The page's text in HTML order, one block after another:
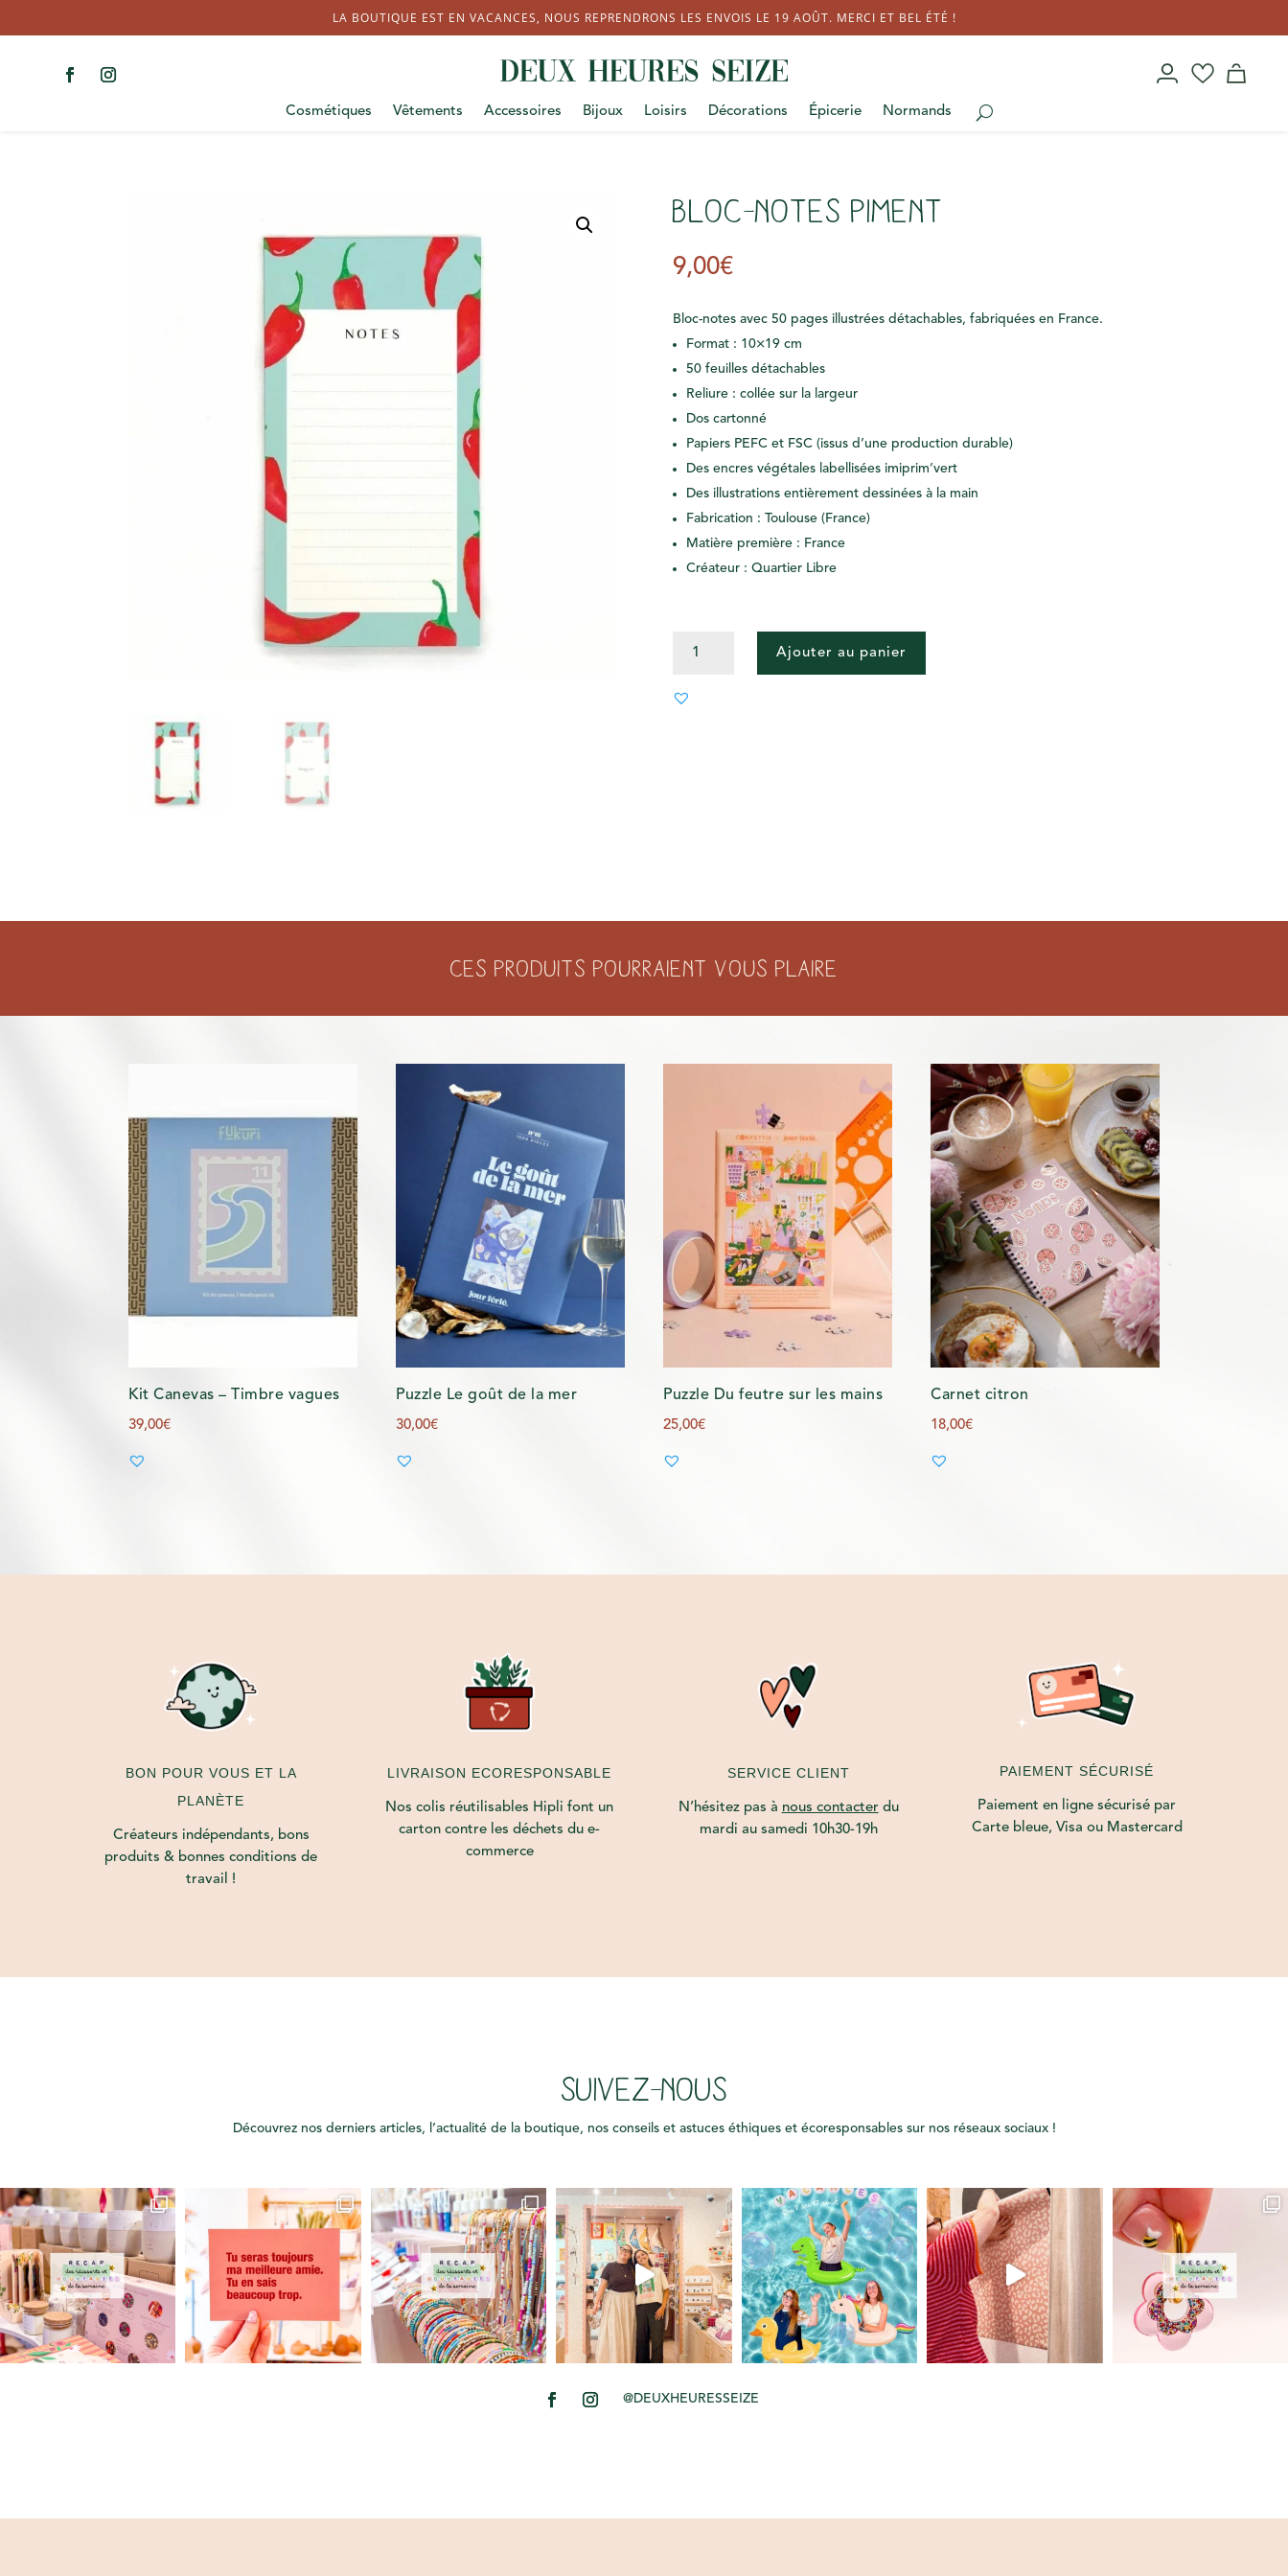
LA BOUTIQUE EST EN VACANCES, NOUS REPRENDRONS LES ENVOIS LE 19 AOÛT. MERCI ET BEL ÉTÉ !
Cosmétiques Vêtements Accessoires Bijoux Loisirs Décorations Épicerie Normands
Bloc-notes Piment
9,00€
Bloc-notes avec 50 pages illustrées détachables, fabriquées en France.
Format : 10×19 cm
50 feuilles détachables
Reliure : collée sur la largeur
Dos cartonné
Papiers PEFC et FSC (issus d’une production durable)
Des encres végétales labellisées imiprim’vert
Des illustrations entièrement dessinées à la main
Fabrication : Toulouse (France)
Matière première : France
Créateur : Quartier Libre
NOTES
Ajouter au panier
Ces produits pourraient vous plaire
Kit Canevas – Timbre vagues
39,00€
Puzzle Le goût de la mer
30,00€
Puzzle Du feutre sur les mains
25,00€
Carnet citron
18,00€
BON POUR VOUS ET LA
PLANÈTE
Créateurs indépendants, bons
produits & bonnes conditions de
travail !
LIVRAISON ECORESPONSABLE
Nos colis réutilisables Hipli font un
carton contre les déchets du e-
commerce
SERVICE CLIENT
N’hésitez pas à nous contacter du
mardi au samedi 10h30-19h
PAIEMENT SÉCURISÉ
Paiement en ligne sécurisé par
Carte bleue, Visa ou Mastercard
SUIVEZ-NOUS
Découvrez nos derniers articles, l’actualité de la boutique, nos conseils et astuces éthiques et écoresponsables sur nos réseaux sociaux !
@DEUXHEURESSEIZE